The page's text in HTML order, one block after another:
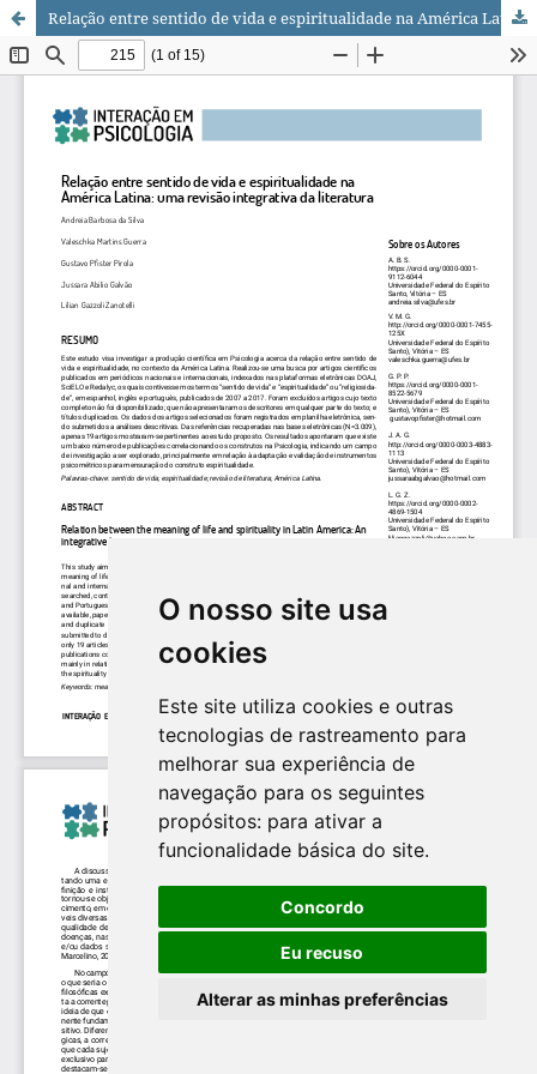
O nosso site usa
cookies
Este site utiliza cookies e outras
tecnologias de rastreamento para
melhorar sua experiência de
navegação para os seguintes
propósitos: para ativar a
funcionalidade básica do site.
Concordo
Eu recuso
Alterar as minhas preferências
Relação entre sentido de vida e espiritualidade na América Latina: uma revisão integrativa da literatura